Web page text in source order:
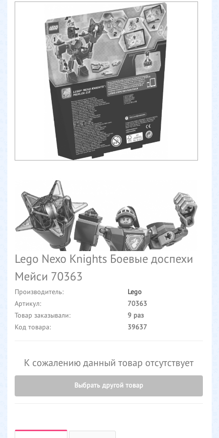
Lego Nexo Knights Боевые доспехи
Мейси 70363
Производитель:
Lego
Артикул:
70363
Товар заказывали:
9 раз
Код товара:
39637
К сожалению данный товар отсутствует
Выбрать другой товар